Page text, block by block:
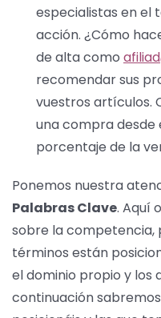
especialistas en el
acción. ¿Cómo
de alta como
recomendar sus
vuestros artículos.
una compra desde
porcentaje de la
Ponemos nuestra
Palabras Clave. Aquí
sobre la competencia,
términos están
el dominio propio y los
continuación